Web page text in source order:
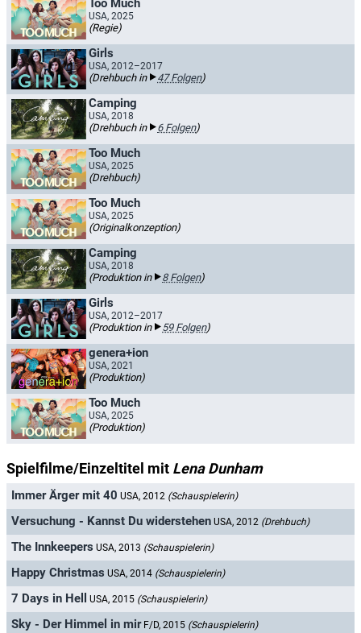
Too Much
USA, 2025
(Regie)
Girls
USA, 2012–2017
(Drehbuch in 47 Folgen)
Camping
USA, 2018
(Drehbuch in 6 Folgen)
Too Much
USA, 2025
(Drehbuch)
Too Much
USA, 2025
(Originalkonzeption)
Camping
USA, 2018
(Produktion in 8 Folgen)
Girls
USA, 2012–2017
(Produktion in 59 Folgen)
genera+ion
USA, 2021
(Produktion)
Too Much
USA, 2025
(Produktion)
Spielfilme/Einzeltitel mit Lena Dunham
Immer Ärger mit 40 USA, 2012 (Schauspielerin)
Versuchung - Kannst Du widerstehen USA, 2012 (Drehbuch)
The Innkeepers USA, 2013 (Schauspielerin)
Happy Christmas USA, 2014 (Schauspielerin)
7 Days in Hell USA, 2015 (Schauspielerin)
Sky - Der Himmel in mir F/D, 2015 (Schauspielerin)